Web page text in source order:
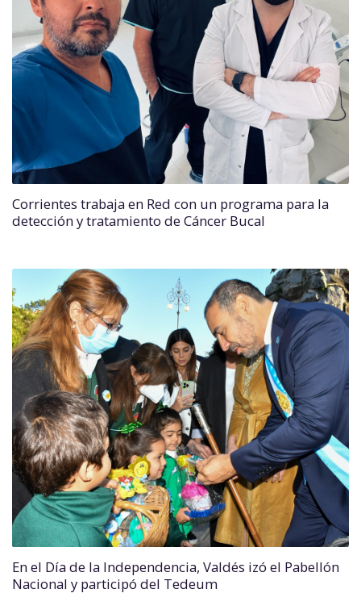
Corrientes trabaja en Red con un programa para la
detección y tratamiento de Cáncer Bucal
En el Día de la Independencia, Valdés izó el Pabellón
Nacional y participó del Tedeum